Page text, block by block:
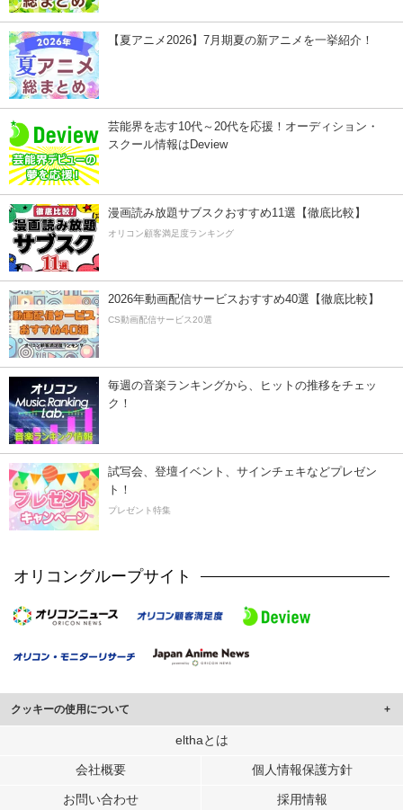
【夏アニメ2026】7月期夏の新アニメを一挙紹介！
芸能界を志す10代～20代を応援！オーディション・
スクール情報はDeview
漫画読み放題サブスクおすすめ11選【徹底比較】
オリコン顧客満足度ランキング
2026年動画配信サービスおすすめ40選【徹底比較】
CS動画配信サービス20選
毎週の音楽ランキングから、ヒットの推移をチェッ
ク！
試写会、登壇イベント、サインチェキなどプレゼン
ト！
プレゼント特集
オリコングループサイト
クッキーの使用について
このサイトでは Cookie を使用して、ユーザーに合わせたコンテンツや広告の
行っています。
メディアや広告配信、データ解析の各パートナーに提供しています。
elthaとは
会社概要 個人情報保護方針
お問い合わせ 採用情報